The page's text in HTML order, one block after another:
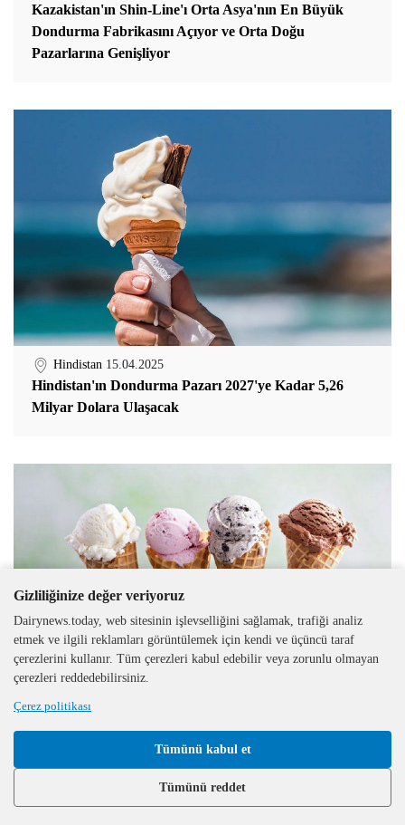
Kazakistan'ın Shin-Line'ı Orta Asya'nın En Büyük
Dondurma Fabrikasını Açıyor ve Orta Doğu
Pazarlarına Genişliyor
Hindistan 15.04.2025
Hindistan'ın Dondurma Pazarı 2027'ye Kadar 5,26
Milyar Dolara Ulaşacak
Gizliliğinize değer veriyoruz
Dairynews.today, web sitesinin işlevselliğini sağlamak, trafiği analiz
etmek ve ilgili reklamları görüntülemek için kendi ve üçüncü taraf
çerezlerini kullanır. Tüm çerezleri kabul edebilir veya zorunlu olmayan
çerezleri reddedebilirsiniz.
Çerez politikası
Tümünü kabul et
Tümünü reddet